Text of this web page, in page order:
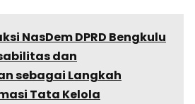
NasDem DPRD Bengkulu
dan
sebagai Langkah
Tata Kelola